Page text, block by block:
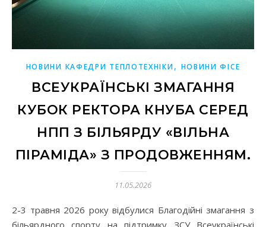
НОВИНИ КАФЕДРИ ТЕПЛОТЕХНІКИ, НОВИНИ ФІСЕ
ВСЕУКРАЇНСЬКІ ЗМАГАННЯ
КУБОК РЕКТОРА КНУБА СЕРЕД
НПП З БІЛЬЯРДУ «ВІЛЬНА
ПІРАМІДА» З ПРОДОВЖЕННЯМ.
11.05.2026
2-3 травня 2026 року відбулися Благодійні змагання з